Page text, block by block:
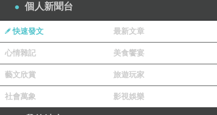
見的暗面，當舞台上的聚光燈暗下，蘇珊和桃樂絲，都忘
.
我也喜歡桃樂絲在一次車禍事故後，躺在病床上的她終於
向女兒坦承內心話。「妳知道嘛，親愛的，我想我...我想
我有點嫉妒妳，因為，現在輪到妳上場了，我發現很難面
對自己走下坡的事實。享受自己上場的時刻真的很重要。
若我知道我們其中之一，曾經享受過青春會很有幫助。」
個人新聞台
快速發文 最新文章
心情雜記 美食饗宴
藝文欣賞 旅遊玩家
社會萬象 影視娛樂